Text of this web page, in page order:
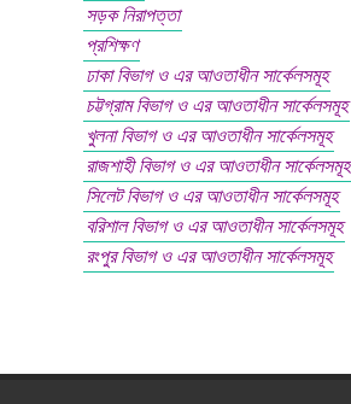
সড়ক নিরাপত্তা
প্রশিক্ষণ
ঢাকা বিভাগ ও এর আওতাধীন সার্কেলসমূহ
চট্টগ্রাম বিভাগ ও এর আওতাধীন সার্কেলসমূহ
খুলনা বিভাগ ও এর আওতাধীন সার্কেলসমূহ
রাজশাহী বিভাগ ও এর আওতাধীন সার্কেলসমূহ
সিলেট বিভাগ ও এর আওতাধীন সার্কেলসমূহ
বরিশাল বিভাগ ও এর আওতাধীন সার্কেলসমূহ
রংপুর বিভাগ ও এর আওতাধীন সার্কেলসমূহ